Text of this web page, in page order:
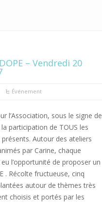
– Vendredi 20
Événement
l’Association, sous le signe de
participation de TOUS les
Autour des ateliers
par Carine, chaque
l’opportunité de proposer un
. Récolte fructueuse, cinq
autour de thèmes très
choisis et portés par les